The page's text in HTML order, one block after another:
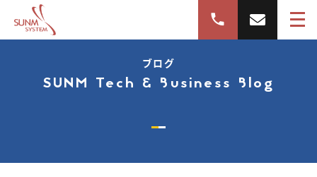
ブログ
SUNM Tech & Business Blog